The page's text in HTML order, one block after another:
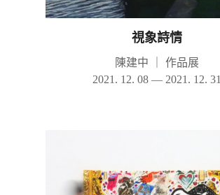
視象詩情
陳建中
作品展
2021. 12. 08 — 2021. 12. 31